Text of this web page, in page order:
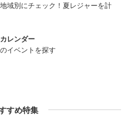
域別にチェック！夏レジャーを計
レンダー
イベントを探す
すめ特集